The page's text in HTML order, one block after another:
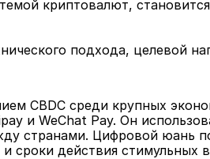
криптовалют,
подхода, целевой
CBDC среди крупных
и WeChat Pay. Он
странами. Цифровой юань
сроки действия стимульных